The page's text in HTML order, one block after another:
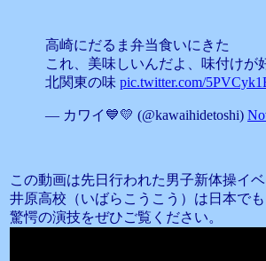
高崎にだるま弁当食いにきた
これ、美味しいんだよ、味付けが
北関東の味 pic.twitter.com/
— カワイ💙💛 (@kawaihidetoshi)
この動画は先日行われた男子新体操イベ
井原高校（いばらこうこう）は日本で
驚愕の演技をぜひご覧ください。